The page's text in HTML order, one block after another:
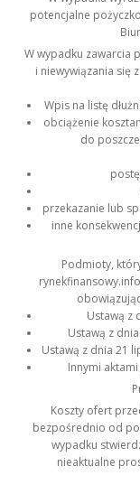
potencjalne
W wypadku zawarcia
i niewywiązania się
Wpis na listę
obciążenie
do
przekazanie lub
inne
Podmioty,
Ustawą z
Ustawą z
Ustawą z dnia 21
Innymi
Koszty ofert
bezpośrednio od
wypadku
nieaktualne